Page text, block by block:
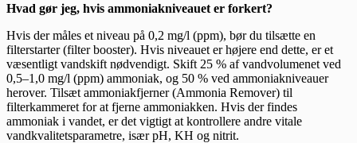
Hvad gør jeg, hvis ammoniakniveauet er forkert?
Hvis der måles et niveau på 0,2 mg/l (ppm), bør du tilsætte en
filterstarter (filter booster). Hvis niveauet er højere end dette, er et
væsentligt vandskift nødvendigt. Skift 25 % af vandvolumenet ved
0,5–1,0 mg/l (ppm) ammoniak, og 50 % ved ammoniakniveauer
herover. Tilsæt ammoniakfjerner (Ammonia Remover) til
filterkammeret for at fjerne ammoniakken. Hvis der findes
ammoniak i vandet, er det vigtigt at kontrollere andre vitale
vandkvalitetsparametre, især pH, KH og nitrit.